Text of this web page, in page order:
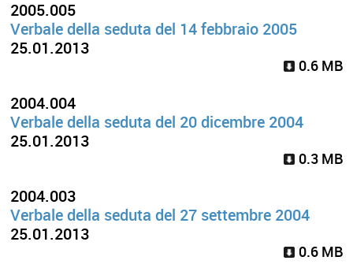
2005.005
Verbale della seduta del 14 febbraio 2005
25.01.2013
0.6 MB
2004.004
Verbale della seduta del 20 dicembre 2004
25.01.2013
0.3 MB
2004.003
Verbale della seduta del 27 settembre 2004
25.01.2013
0.6 MB